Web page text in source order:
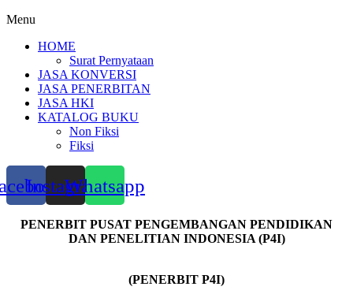
Menu
HOME
Surat Pernyataan
JASA KONVERSI
JASA PENERBITAN
JASA HKI
KATALOG BUKU
Non Fiksi
Fiksi
InstagramWhatsapp
PENERBIT PUSAT PENGEMBANGAN PENDIDIKAN
DAN PENELITIAN INDONESIA (P4I)
(PENERBIT P4I)